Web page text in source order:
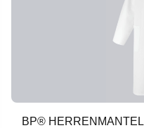
BP® HERRENMANTEL